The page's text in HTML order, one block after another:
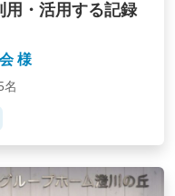
用・活用する記録
様
名